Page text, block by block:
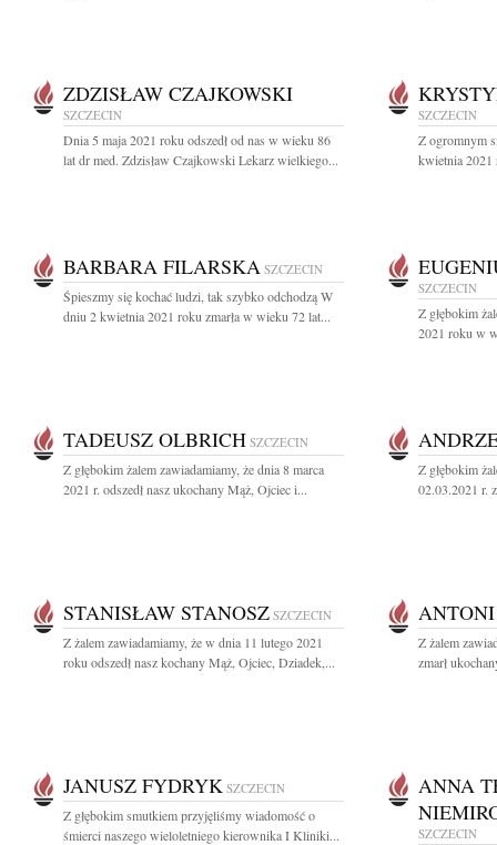
ZDZISŁAW CZAJKOWSKI
SZCZECIN
Dnia 5 maja 2021 roku odszedł od nas w wieku 86
lat dr med. Zdzisław Czajkowski Lekarz wielkiego...
SZCZECIN
Z ogromnym
kwietnia 2021
BARBARA FILARSKA SZCZECIN
Śpieszmy się kochać ludzi, tak szybko odchodzą W
dniu 2 kwietnia 2021 roku zmarła w wieku 72 lat...
SZCZECIN
Z głębokim
2021 roku w
TADEUSZ OLBRICH SZCZECIN
Z głębokim żalem zawiadamiamy, że dnia 8 marca
2021 r. odszedł nasz ukochany Mąż, Ojciec i...
Z głębokim
02.03.2021 r.
STANISŁAW STANOSZ SZCZECIN
Z żalem zawiadamiamy, że w dnia 11 lutego 2021
roku odszedł nasz kochany Mąż, Ojciec, Dziadek,...
Z żalem
zmarł
JANUSZ FYDRYK SZCZECIN
Z głębokim smutkiem przyjęliśmy wiadomość o
śmierci naszego wieloletniego kierownika I Kliniki...
ANNA
SZCZECIN